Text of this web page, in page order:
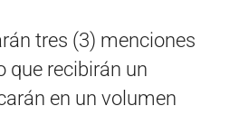
tres (3) menciones
que recibirán un
en un volumen